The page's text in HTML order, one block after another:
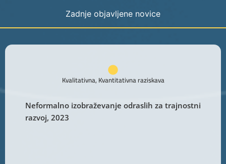
Zadnje objavljene novice
Kvalitativna, Kvantitativnaraziskava
Neformalno izobraževanje odraslih za trajnostni
razvoj, 2023